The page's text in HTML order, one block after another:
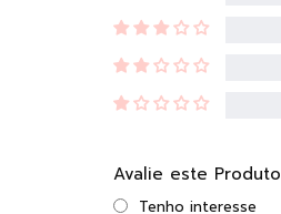
Avalie este Produto
Tenho interesse